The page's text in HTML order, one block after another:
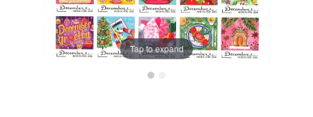
Tap to expand